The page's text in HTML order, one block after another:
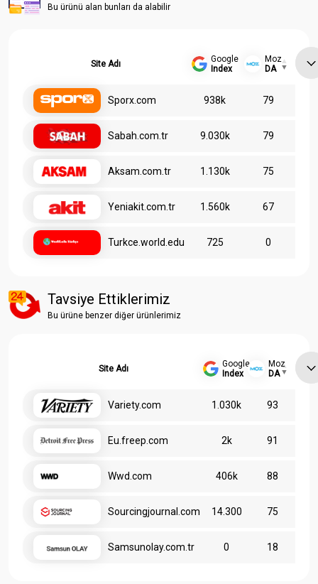
Bu ürünü alan bunları da alabilir
Site Adı
Google
Index
Moz
DA
Sporx.com 938k 79
Sabah.com.tr 9.030k 79
Aksam.com.tr 1.130k 75
Yeniakit.com.tr 1.560k 67
Turkce.world.edu 725 0
Tavsiye Ettiklerimiz
Bu ürüne benzer diğer ürünlerimiz
Site Adı
Google
Index
Moz
DA
Variety.com 1.030k 93
Eu.freep.com 2k 91
Wwd.com 406k 88
Sourcingjournal.com 14.300 75
Samsunolay.com.tr 0 18